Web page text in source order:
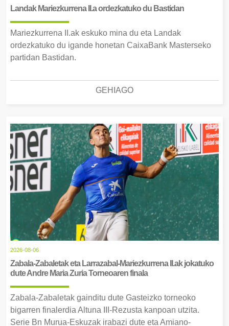
Landak Mariezkurrena II.a ordezkatuko du Bastidan
Mariezkurrena II.ak eskuko mina du eta Landak
ordezkatuko du igande honetan CaixaBank Masterseko
partidan Bastidan.
GEHIAGO
2026-08-06
Zabala-Zabaletak eta Larrazabal-Mariezkurrena II.ak jokatuko
dute Andre Maria Zuria Torneoaren finala
Zabala-Zabaletak gainditu dute Gasteizko torneoko
bigarren finalerdia Altuna III-Rezusta kanpoan utzita.
Serie Bn Murua-Eskuzak irabazi dute eta Amiano-